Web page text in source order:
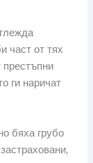
част от тях
престъпни
ги наричат
бяха грубо